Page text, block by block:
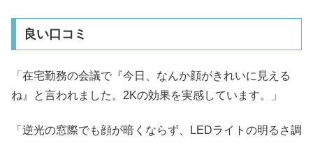
良い口コミ
「在宅勤務の会議で『今日、なんか顔がきれいに見える
ね』と言われました。2Kの効果を実感しています。」
「逆光の窓際でも顔が暗くならず、LEDライトの明るさ調